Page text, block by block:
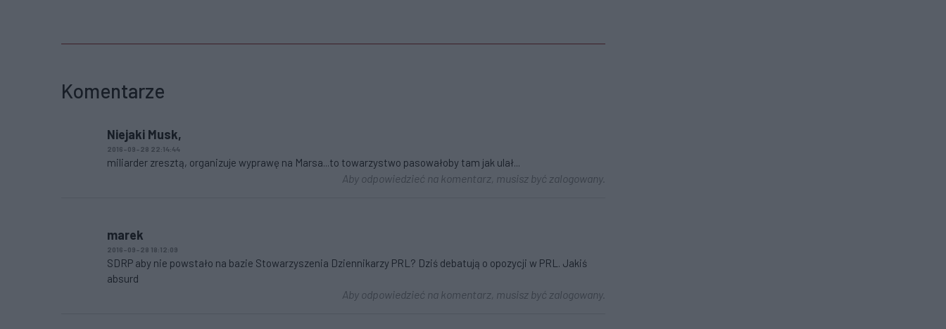
Komentarze
Niejaki Musk,
2016-09-28 22:14:44
miliarder zresztą, organizuje wyprawę na Marsa...to towarzystwo pasowałoby tam jak ulał...
Aby odpowiedzieć na komentarz, musisz być zalogowany.
marek
2016-09-28 18:12:09
SDRP aby nie powstało na bazie Stowarzyszenia Dziennikarzy PRL? Dziś debatują o opozycji w PRL. Jakiś
absurd
Aby odpowiedzieć na komentarz, musisz być zalogowany.